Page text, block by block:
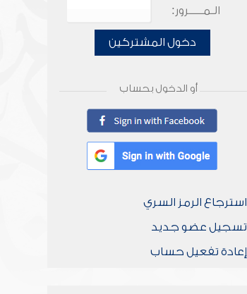
الـمـــــرور:
دخول المشتركين
أو الدخول بحساب
استرجاع الرمز السري
تسجيل عضو جديد
إعادة تفعيل حساب